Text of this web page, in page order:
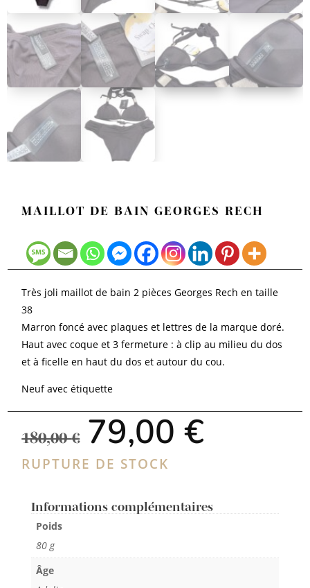
MAILLOT DE BAIN GEORGES RECH
Très joli maillot de bain 2 pièces Georges Rech en taille
38
Marron foncé avec plaques et lettres de la marque doré.
Haut avec coque et 3 fermeture : à clip au milieu du dos
et à ficelle en haut du dos et autour du cou.
Neuf avec étiquette
180,00€
Le
prix
initial
était :
79,00€Le
RUPTURE DE STOCK
Informations complémentaires
Poids
80 g
Âge